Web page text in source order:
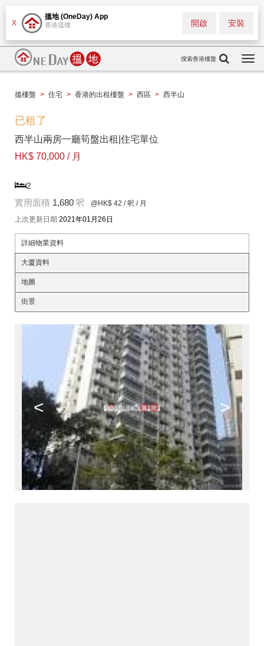
X
搵地 (OneDay) App
香港搵樓 安裝
開啟
搜索香港樓盤
搵樓盤 > 住宅 > 香港的出租樓盤 > 西區 > 西半山
已租了
西半山兩房一廳筍盤出租|住宅單位
HK$ 70,000 / 月
2
實用面積 1,680 呎 @HK$ 42 / 呎 / 月
上次更新日期 2021年01月26日
詳細物業資料
大廈資料
地圖
街景
< >